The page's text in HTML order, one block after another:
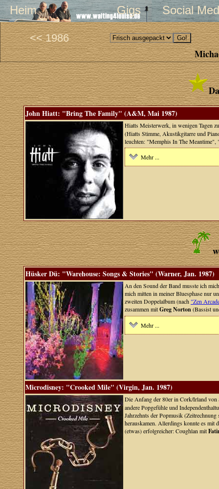
Heim Gigs Social
<< 1986
John Hiatt: "Bring The Family" (A&M, Mai 1987)
Hiatts Meisterwerk, in wenigen Tagen
(Hiatts Stimme, Akustikgitarre und
leuchten: "Memphis In The
Mehr ...
Hüsker Dü: "Warehouse: Songs & Stories" (Warner, Jan. 1987)
An den Sound der Band musste ich
mich mitten in meiner Bluesphase nur
zweiten Doppelalbum (nach "Zen
zusammen mitGreg Norton(Bassist
Mehr ...
Microdisney: "Crooked Mile" (Virgin, Jan. 1987)
Die Anfang der 80er in Cork/Irland von
andere Popgefühle und
Jahrzehnts der Popmusik
herauskamen. Allerdings konnte es mit
(etwas) erfolgreicher: Coughlan mit